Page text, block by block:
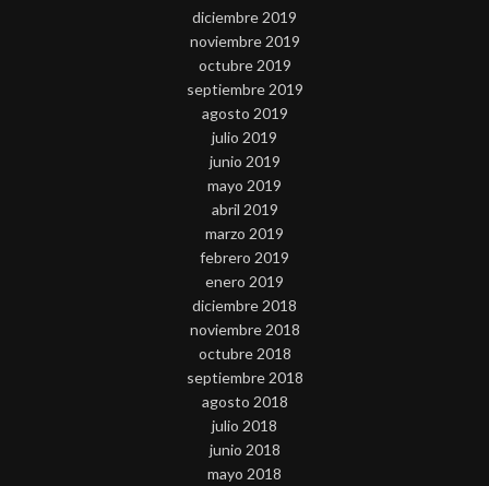
diciembre 2019
noviembre 2019
octubre 2019
septiembre 2019
agosto 2019
julio 2019
junio 2019
mayo 2019
abril 2019
marzo 2019
febrero 2019
enero 2019
diciembre 2018
noviembre 2018
octubre 2018
septiembre 2018
agosto 2018
julio 2018
junio 2018
mayo 2018